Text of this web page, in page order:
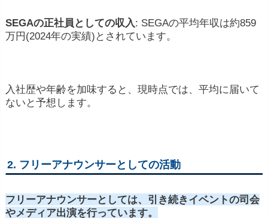
SEGAの正社員 としての収入: SEGAの平均年収は約859
万円(2024年の実績) と されてい ます。
入社歴や年齢を加味すると、 現時点では、平均に届いて
ないと予想します。
2. フリーアナウンサーとしての活動
フリーアナウンサーとしては、 引き続き イベントの司会
やメディア出演を行っています。